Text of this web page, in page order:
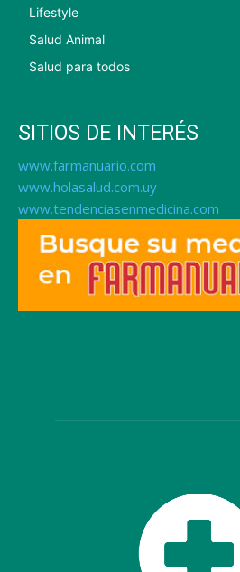
Lifestyle
Salud Animal
Salud para todos
SITIOS DE INTERÉS
www.farmanuario.com
www.holasalud.com.uy
www.tendenciasenmedicina.com